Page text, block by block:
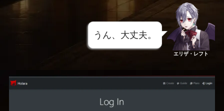
うん、大丈夫。
エリザ・レフト